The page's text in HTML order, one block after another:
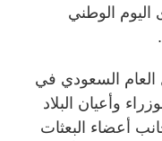
اليوم الوطني
العام السعودي في
وأعيان البلاد
أعضاء البعثات